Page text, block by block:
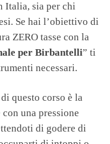
Italia, sia per chi
Se hai l’obiettivo di
ZERO tasse con la
per Birbantelli” ti
necessari.
questo corso è la
una pressione
di godere di